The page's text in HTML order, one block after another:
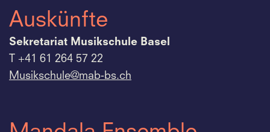
Auskünfte
Sekretariat Musikschule Basel
T +41 61 264 57 22
Musikschule@mab-bs.ch